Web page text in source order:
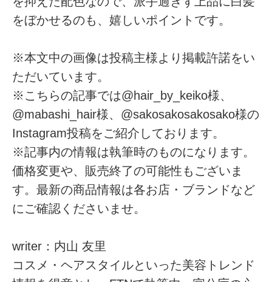
をぼかせるのも、嬉しいポイントです。
※本文中の画像は投稿主様より掲載許諾をい
ただいています。
※こちらの記事では@hair_by_keiko様、
@mabashi_hair様、@sakosakosakosako様の
Instagram投稿をご紹介しております。
※記事内の情報は執筆時のものになります。
価格変更や、販売終了の可能性もございま
す。最新の商品情報は各お店・ブランドなど
にご確認くださいませ。
writer：内山 友里
コスメ・ヘアスタイルといった美容トレンド